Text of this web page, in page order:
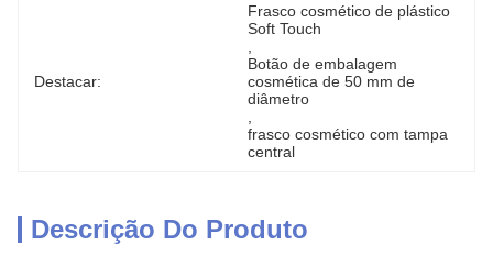
Destacar:
Frasco cosmético de plástico
Soft Touch
Botão de embalagem
cosmética de 50 mm de
diâmetro
frasco cosmético com tampa
central
Descrição Do Produto